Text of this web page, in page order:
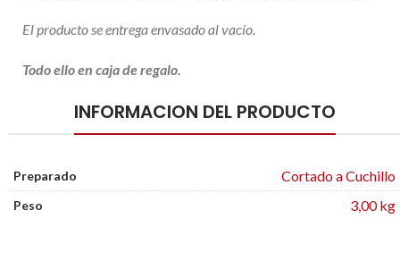
El producto se entrega envasado al vacío.
Todo ello en caja de regalo.
INFORMACION DEL PRODUCTO
Preparado Cortado a Cuchillo
Peso 3,00 kg